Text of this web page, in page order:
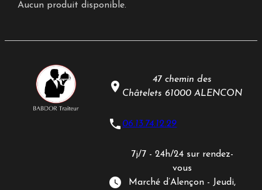
Aucun produit disponible.
place
47 chemin des
Châtelets61000 ALENCON
phone06.13.74.12.29
watch_later
7j/7 - 24h/24 sur rendez-
vous
Marché d’Alençon - Jeudi,